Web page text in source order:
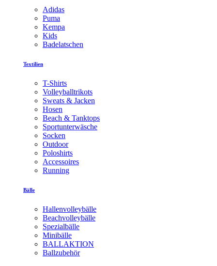
Adidas
Puma
Kempa
Kids
Badelatschen
Textilien
T-Shirts
Volleyballtrikots
Sweats & Jacken
Hosen
Beach & Tanktops
Sportunterwäsche
Socken
Outdoor
Poloshirts
Accessoires
Running
Bälle
Hallenvolleybälle
Beachvolleybälle
Spezialbälle
Minibälle
BALLAKTION
Ballzubehör